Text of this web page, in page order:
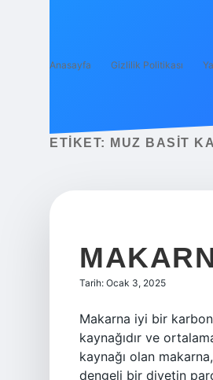
Anasayfa Gizlilik Politikası
ETIKET: MUZ BASIT
Tarih: Ocak 3, 2025
Makarna iyi bir
kaynağıdır ve
kaynağı olan
dengeli bir diyetin